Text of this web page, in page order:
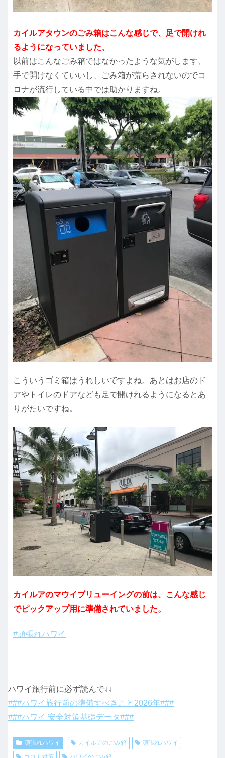
カイルアタウンのごみ箱はこんな感じで、足で開けれ
るようになっていました、
以前はこんなごみ箱ではなかったような気がします、
手で開けなくていいし、ごみ箱が荒らされないのでコ
ロナが流行している中では助かりますね。
こういうゴミ箱はうれしいですよね。あとはお店のド
アやトイレのドアなども足で開けれるようになるとあ
りがたいですね。
カイルアのマウイブリューイングの前は、こんな感じ
でピックアップ用に準備されていました。
#頑張れハワイ
ハワイ旅行前に必ず読んで↓↓
###ハワイ旅行前の準備すべきこと2026年###
###ハワイ 安全対策基礎データ###
頑張れハワイ カイルアのごみ箱
頑張れハワイ